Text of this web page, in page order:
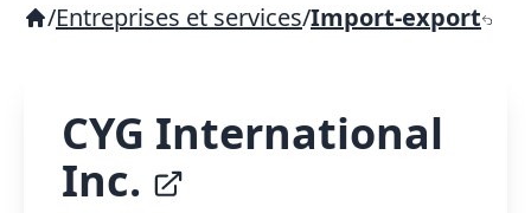
/Entreprises et services/Import-export
CYG International
Inc.